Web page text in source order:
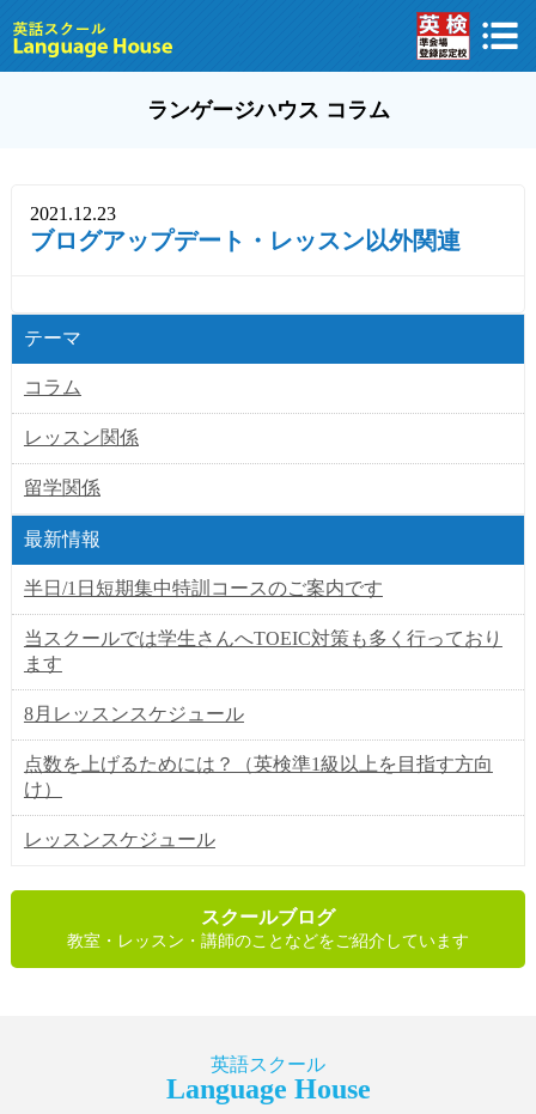
ランゲージハウス コラム
2021.12.23
ブログアップデート・レッスン以外関連
テーマ
コラム
レッスン関係
留学関係
最新情報
半日/1日短期集中特訓コースのご案内です
当スクールでは学生さんへTOEIC対策も多く行っており
ます
8月レッスンスケジュール
点数を上げるためには？（英検準1級以上を目指す方向
け）
レッスンスケジュール
スクールブログ
教室・レッスン・講師のことなどをご紹介しています
英語スクール
Language House